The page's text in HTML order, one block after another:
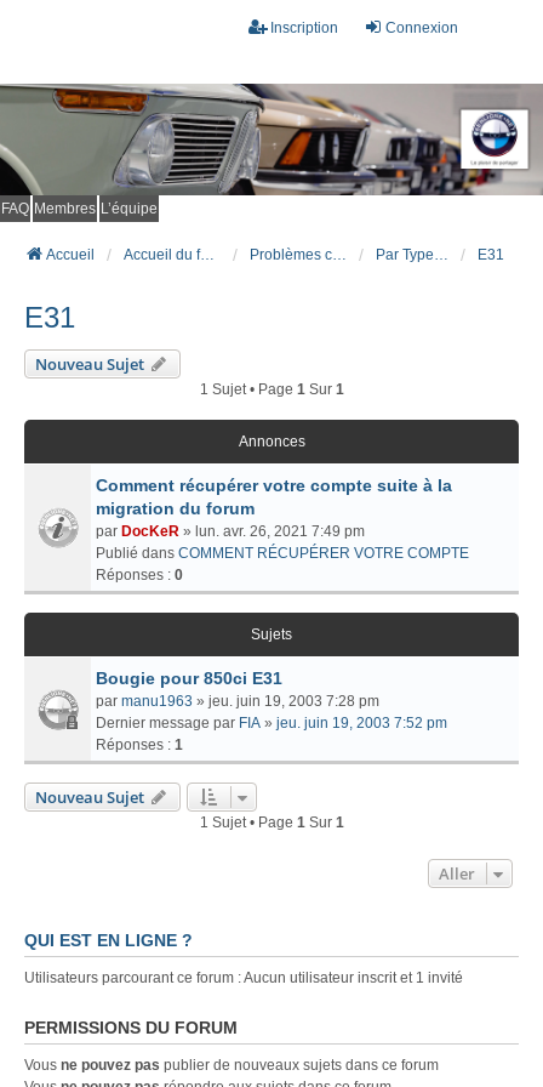
Connexion
Inscription
FAQ Membres L’équipe
Accueil Accueil du forum Problèmes connus et résolus (FAQ) Par Type Carrosserie E31
E31
Nouveau Sujet
1 Sujet • Page 1Sur 1
Annonces
Comment récupérer votre compte suite à la
migration du forum
par DocKeR » lun. avr. 26, 2021 7:49 pm
Publié dans COMMENT RÉCUPÉRER VOTRE COMPTE
Réponses : 0
Sujets
Bougie pour 850ci E31
par manu1963 » jeu. juin 19, 2003 7:28 pm
Dernier message par FIA » jeu. juin 19, 2003 7:52 pm
Réponses : 1
Nouveau Sujet
1 Sujet • Page 1Sur 1
Aller
QUI EST EN LIGNE ?
Utilisateurs parcourant ce forum : Aucun utilisateur inscrit et 1 invité
PERMISSIONS DU FORUM
Vous ne pouvez pas publier de nouveaux sujets dans ce forum